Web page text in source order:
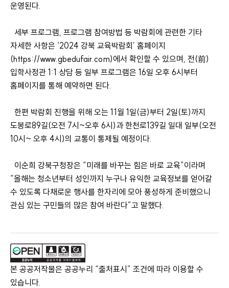
운영된다.
세부 프로그램, 프로그램 참여방법 등 박람회에 관련한 기타
자세한 사항은 ‘2024 강북 교육박람회’ 홈페이지
(https://www.gbedufair.com)에서 확인할 수 있으며, 전(前)
입학사정관 1:1 상담 등 일부 프로그램은 16일 오후 6시부터
홈페이지를 통해 예약하면 된다.
한편 박람회 진행을 위해 오는 11월 1일(금)부터 2일(토)까지
도봉로89길(오전 7시~오후 6시)과 한천로139길 일대 일부(오전
10시~ 오후 4시)의 교통이 통제될 예정이다.
이순희 강북구청장은 “미래를 바꾸는 힘은 바로 교육”이라며
“올해는 청소년부터 성인까지 누구나 유익한 교육정보를 얻어갈
수 있도록 다채로운 행사를 한자리에 모아 풍성하게 준비했으니
관심 있는 구민들의 많은 참여 바란다”고 말했다.
본 공공저작물은 공공누리 “출처표시” 조건에 따라 이용할 수
있습니다.